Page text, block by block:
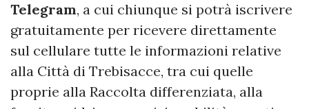
Telegram, a cui chiunque si potrà iscrivere
gratuitamente per ricevere direttamente
sul cellulare tutte le informazioni relative
alla Città di Trebisacce, tra cui quelle
proprie alla Raccolta differenziata, alla